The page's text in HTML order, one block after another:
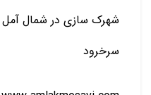
شهرک سازی در شمال آمل
سرخرود